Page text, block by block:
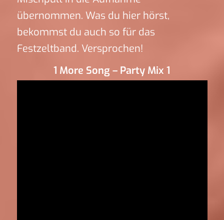
übernommen. Was du hier hörst,
bekommst du auch so für das
Festzeltband. Versprochen!
1 More Song – Party Mix 1